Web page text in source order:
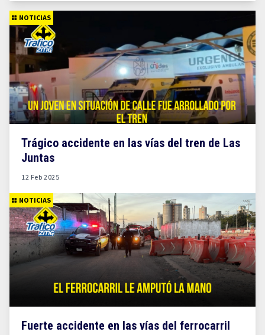
NOTICIAS
Trágico accidente en las vías del tren de Las
Juntas
12 Feb 2025
NOTICIAS
Fuerte accidente en las vías del ferrocarril